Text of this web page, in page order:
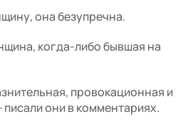
она безупречна.
когда-либо бывшая на
провокационная и
они в комментариях.